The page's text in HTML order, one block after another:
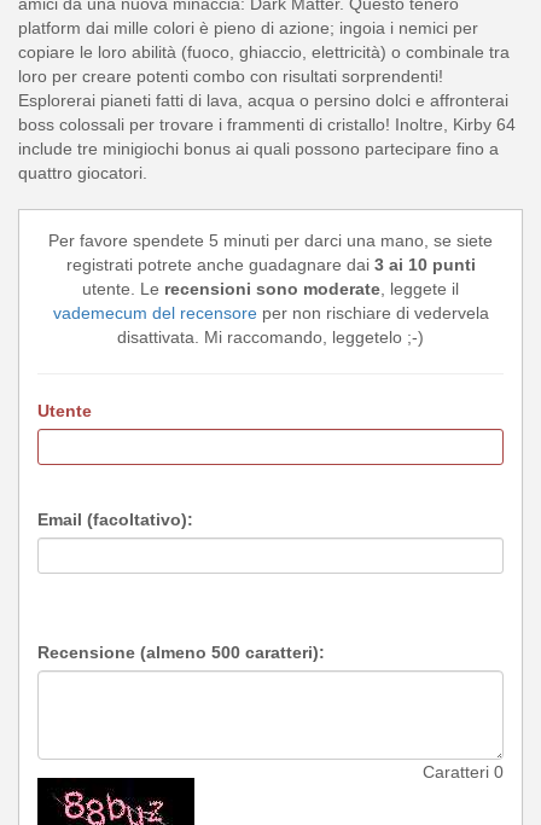
amici da una nuova minaccia: Dark Matter. Questo tenero
platform dai mille colori è pieno di azione; ingoia i nemici per
copiare le loro abilità (fuoco, ghiaccio, elettricità) o combinale tra
loro per creare potenti combo con risultati sorprendenti!
Esplorerai pianeti fatti di lava, acqua o persino dolci e affronterai
boss colossali per trovare i frammenti di cristallo! Inoltre, Kirby 64
include tre minigiochi bonus ai quali possono partecipare fino a
quattro giocatori.
Per favore spendete 5 minuti per darci una mano, se siete
registrati potrete anche guadagnare dai 3 ai 10 punti
utente. Le recensioni sono moderate, leggete il
vademecum del recensoreper non rischiare di vedervela
disattivata. Mi raccomando, leggetelo ;-)
Utente
Email (facoltativo):
Recensione (almeno 500 caratteri):
Caratteri 0